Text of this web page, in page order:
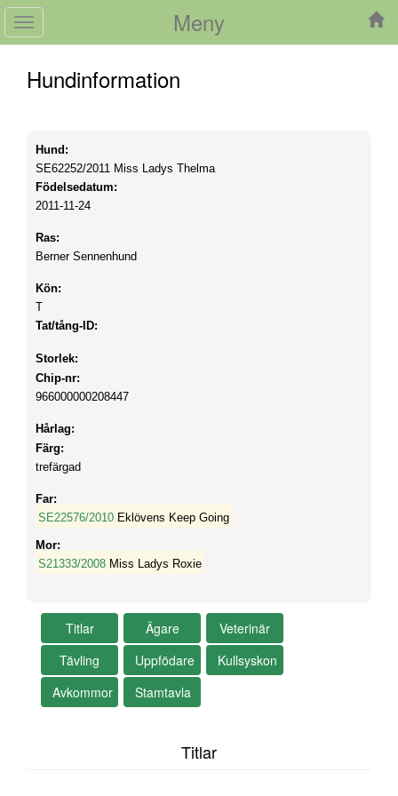
Meny
Toggle
navigation
Hundinformation
Hund:
SE62252/2011 Miss Ladys Thelma
Födelsedatum:
2011-11-24
Ras:
Berner Sennenhund
Kön:
T
Tat/tång-ID:
Storlek:
Chip-nr:
966000000208447
Hårlag:
Färg:
trefärgad
Far:
SE22576/2010 Eklövens Keep Going
Mor:
S21333/2008 Miss Ladys Roxie
Titlar